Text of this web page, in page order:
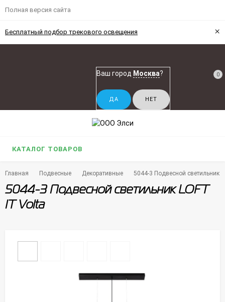
Полная версия сайта
Бесплатный подбор трекового освещения ×
Ваш город Москва? 0
КАТАЛОГ ТОВАРОВ
Главная Подвесные Декоративные 5044-3 Подвесной светильник
5044-3 Подвесной светильник LOFT
IT Volta